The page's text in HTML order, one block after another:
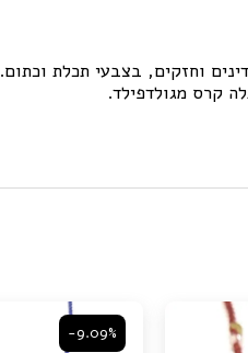
וחזקים, בצבעי תכלת וכתום.
קרס מגולדפילד.
-9.09%